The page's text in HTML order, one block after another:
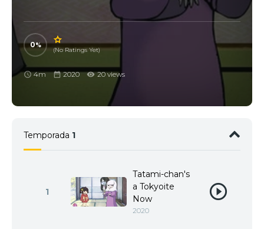
0
(No Ratings Yet)
4m 2020 20 views
Temporada 1
1
Tatami-chan's
a Tokyoite
Now
2020